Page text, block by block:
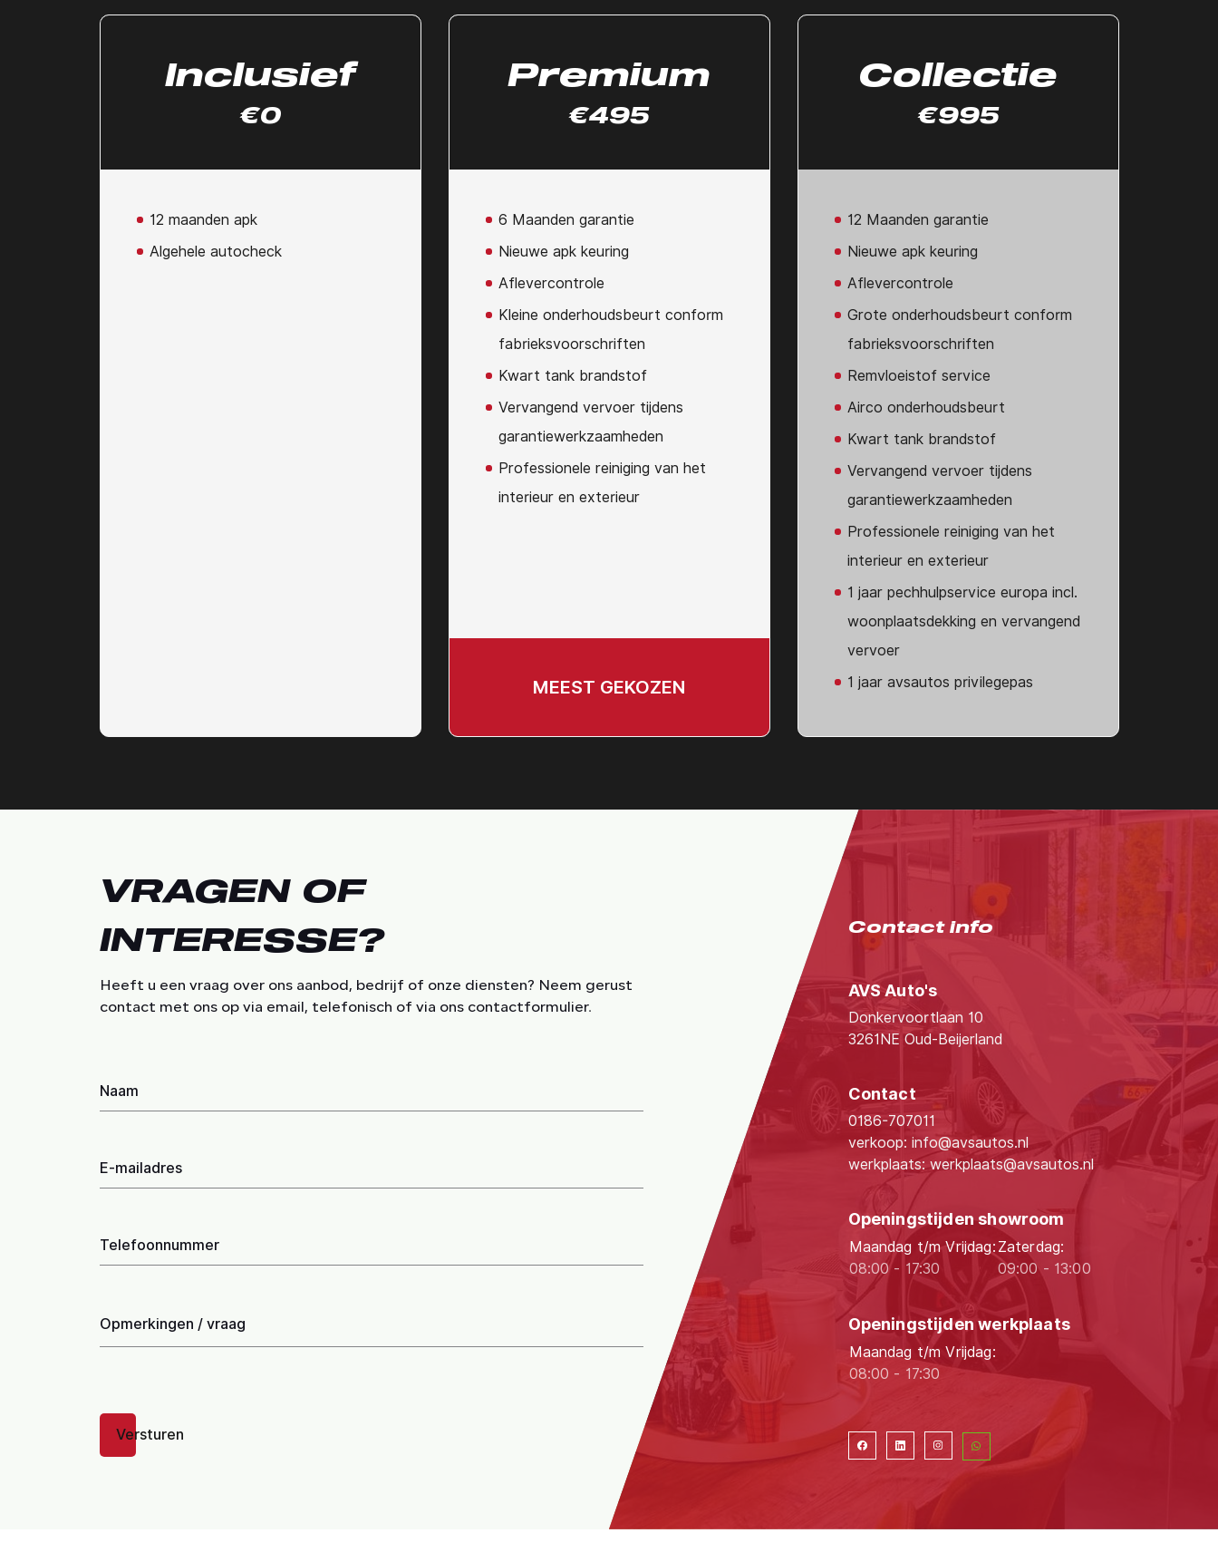
Inclusief
€0
12 maanden apk
Algehele autocheck
Premium
€495
6 Maanden garantie
Nieuwe apk keuring
Aflevercontrole
Kleine onderhoudsbeurt conform
fabrieksvoorschriften
Kwart tank brandstof
Vervangend vervoer tijdens
garantiewerkzaamheden
Professionele reiniging van het
interieur en exterieur
MEEST GEKOZEN
Collectie
€995
12 Maanden garantie
Nieuwe apk keuring
Aflevercontrole
Grote onderhoudsbeurt conform
fabrieksvoorschriften
Remvloeistof service
Airco onderhoudsbeurt
Kwart tank brandstof
Vervangend vervoer tijdens
garantiewerkzaamheden
Professionele reiniging van het
interieur en exterieur
1 jaar pechhulpservice europa incl.
woonplaatsdekking en vervangend
vervoer
1 jaar avsautos privilegepas
VRAGEN OF
INTERESSE?
Heeft u een vraag over ons aanbod, bedrijf of onze diensten? Neem gerust
contact met ons op via email, telefonisch of via ons contactformulier.
Naam
E-mailadres
Telefoonnummer
Opmerkingen / vraag
Versturen
Contact info
AVS Auto's
Donkervoortlaan 10
3261NE Oud-Beijerland
Contact
0186-707011
verkoop: info@avsautos.nl
werkplaats: werkplaats@avsautos.nl
Openingstijden showroom
Maandag t/m Vrijdag:
08:00 - 17:30
Zaterdag:
09:00 - 13:00
Openingstijden werkplaats
Maandag t/m Vrijdag:
08:00 - 17:30